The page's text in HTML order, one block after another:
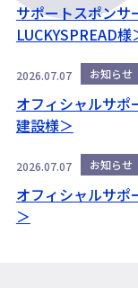
サポートスポンサ
LUCKYSPREAD様
2026.07.07 お知らせ
オフィシャルサポ
建設様＞
2026.07.07 お知らせ
オフィシャルサポ
＞